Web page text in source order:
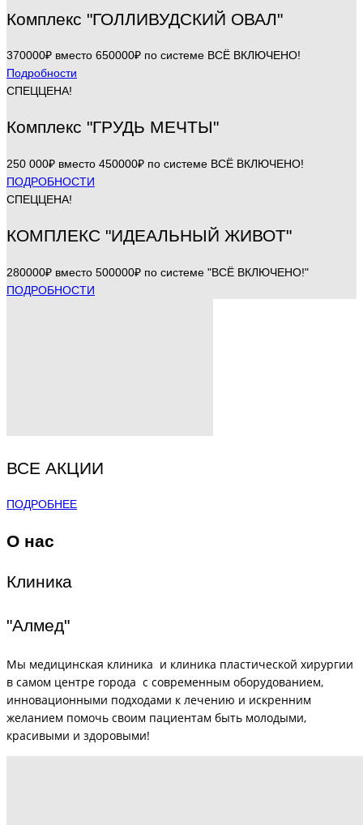
Комплекс "ГОЛЛИВУДСКИЙ ОВАЛ"
370000₽ вместо 650000₽ по системе ВСЁ ВКЛЮЧЕНО!
Подробности
СПЕЦЦЕНА!
Комплекс "ГРУДЬ МЕЧТЫ"
250 000₽ вместо 450000₽ по системе ВСЁ ВКЛЮЧЕНО!
ПОДРОБНОСТИ
СПЕЦЦЕНА!
КОМПЛЕКС "ИДЕАЛЬНЫЙ ЖИВОТ"
280000₽ вместо 500000₽ по системе "ВСЁ ВКЛЮЧЕНО!"
ПОДРОБНОСТИ
ВСЕ АКЦИИ
ПОДРОБНЕЕ
О нас
Клиника
"Алмед"
Мы медицинская клиника и клиника пластической хирургии
в самом центре города с современным оборудованием,
инновационными подходами к лечению и искренним
желанием помочь своим пациентам быть молодыми,
красивыми и здоровыми!